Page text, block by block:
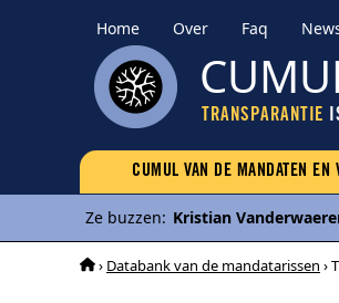
Home Over Faq
TRANSPARANTIE
CUMUL VAN DE MANDATEN EN
Ze buzzen: Kristian
› Databank van de mandatarissen ›